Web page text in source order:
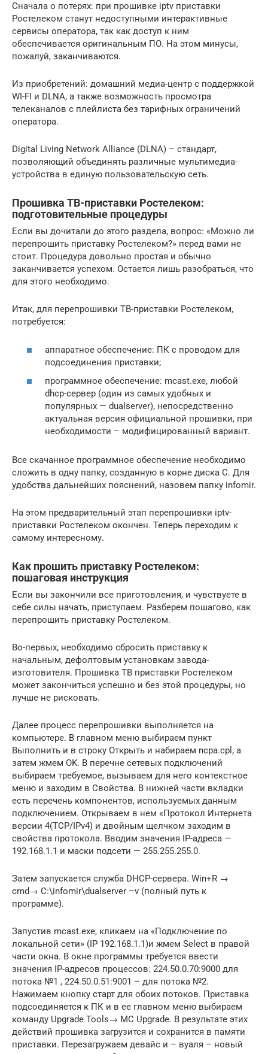
Сначала о потерях: при прошивке iptv приставки
Ростелеком станут недоступными интерактивные
сервисы оператора, так как доступ к ним
обеспечивается оригинальным ПО. На этом минусы,
пожалуй, заканчиваются.
Из приобретений: домашний медиа-центр с поддержкой
WI-FI и DLNA, а также возможность просмотра
телеканалов с плейлиста без тарифных ограничений
оператора.
Digital Living Network Alliance (DLNA) – стандарт,
позволяющий объединять различные мультимедиа-
устройства в единую пользовательскую сеть.
Прошивка ТВ-приставки Ростелеком:
подготовительные процедуры
Если вы дочитали до этого раздела, вопрос: «Можно ли
перепрошить приставку Ростелеком?» перед вами не
стоит. Процедура довольно простая и обычно
заканчивается успехом. Остается лишь разобраться, что
для этого необходимо.
Итак, для перепрошивки ТВ-приставки Ростелеком,
потребуется:
аппаратное обеспечение: ПК с проводом для
подсоединения приставки;
программное обеспечение: mcast.exe, любой
dhcp-сервер (один из самых удобных и
популярных — dualserver), непосредственно
актуальная версия официальной прошивки, при
необходимости – модифицированный вариант.
Все скачанное программное обеспечение необходимо
сложить в одну папку, созданную в корне диска C. Для
удобства дальнейших пояснений, назовем папку infomir.
На этом предварительный этап перепрошивки iptv-
приставки Ростелеком окончен. Теперь переходим к
самому интересному.
Как прошить приставку Ростелеком:
пошаговая инструкция
Если вы закончили все приготовления, и чувствуете в
себе силы начать, приступаем. Разберем пошагово, как
перепрошить приставку Ростелеком.
Во-первых, необходимо сбросить приставку к
начальным, дефолтовым установкам завода-
изготовителя. Прошивка ТВ приставки Ростелеком
может закончиться успешно и без этой процедуры, но
лучше не рисковать.
Далее процесс перепрошивки выполняется на
компьютере. В главном меню выбираем пункт
Выполнить и в строку Открыть и набираем ncpa.cpl, а
затем жмем OK. В перечне сетевых подключений
выбираем требуемое, вызываем для него контекстное
меню и заходим в Свойства. В нижней части вкладки
есть перечень компонентов, используемых данным
подключением. Открываем в нем «Протокол Интернета
версии 4(TCP/IPv4) и двойным щелчком заходим в
свойства протокола. Вводим значения IP-адреса —
192.168.1.1 и маски подсети — 255.255.255.0.
Затем запускается служба DHCP-сервера. Win+R →
cmd→ C:\infomir\dualserver –v (полный путь к
программе).
Запустив mcast.exe, кликаем на «Подключение по
локальной сети» (IP 192.168.1.1)и жмем Select в правой
части окна. В окне программы требуется ввести
значения IP-адресов процессов: 224.50.0.70:9000 для
потока №1 , 224.50.0.51:9001 – для потока №2.
Нажимаем кнопку старт для обоих потоков. Приставка
подсоединяется к ПК и в ее главном меню выбираем
команду Upgrade Tools→ MC Upgrade. В результате этих
действий прошивка загрузится и сохранится в памяти
приставки. Перезагружаем девайс и – вуаля – новый